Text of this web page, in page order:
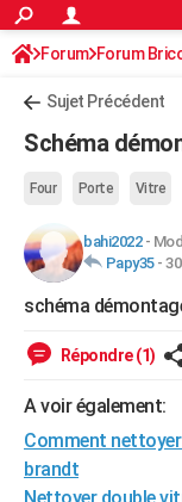
ACTUALITÉS
Politique
Société
Faits Divers
Education
Monde
Villes
+
Essais
Réserver un essai
Citadines
Berlines
SUV
Forum auto
+HIGH-TECH
Mobiles
Meilleur smartphone
Internet
Ordinateurs
Jeux vidéo
Guide high-tech
+
Forum
Aménagement intérieur
Extérieur
Cuisine
Salle de bains
Jardinage
Rangement
WEEK-END
Guides de France
Escapades
Patrimoine
Expositions
Musées
Week-end nature
+LIFESTYLE
Art de vivre
Bien-être
Loisirs
ModeModes de vie
SANTE
Forum Forum
Sujet Précédent
Schéma
Four Porte Vitre
bahi2022-
Papy35-
schéma
Répondre (1)
A voir également:
Comment
brandt